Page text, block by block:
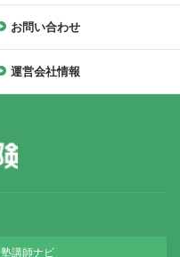
お問い合わせ
運営会社情報
塾講師ナビ